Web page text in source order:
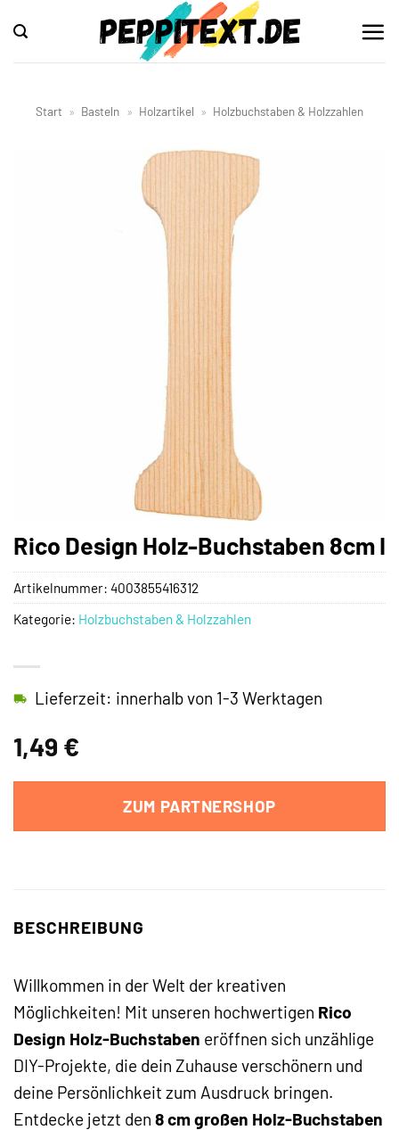
Inhalt
springen
Start » Basteln » Holzartikel » Holzbuchstaben & Holzzahlen
Rico Design Holz-Buchstaben 8cm I
1,49 €
Lieferzeit: innerhalb von 1-3 Werktagen
ZUM PARTNERSHOP
Artikelnummer: 4003855416312
Kategorie: Holzbuchstaben & Holzzahlen
BESCHREIBUNG
Willkommen in der Welt der kreativen
Möglichkeiten! Mit unseren hochwertigen Rico
Design Holz-Buchstaben eröffnen sich unzählige
DIY-Projekte, die dein Zuhause verschönern und
deine Persönlichkeit zum Ausdruck bringen.
Entdecke jetzt den 8 cm großen Holz-Buchstaben